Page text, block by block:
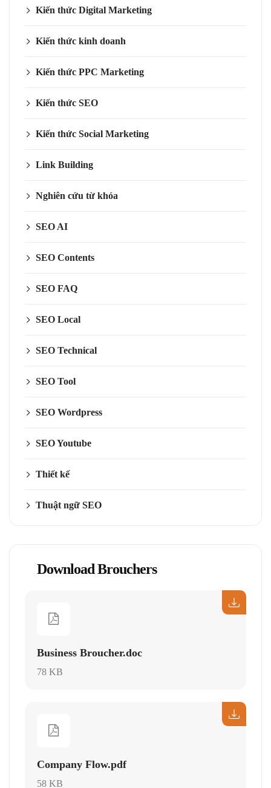
Kiến thức Digital Marketing
Kiến thức kinh doanh
Kiến thức PPC Marketing
Kiến thức SEO
Kiến thức Social Marketing
Link Building
Nghiên cứu từ khóa
SEO AI
SEO Contents
SEO FAQ
SEO Local
SEO Technical
SEO Tool
SEO Wordpress
SEO Youtube
Thiết kế
Thuật ngữ SEO
Download Brouchers
Business Broucher.doc
78 KB
Company Flow.pdf
58 KB